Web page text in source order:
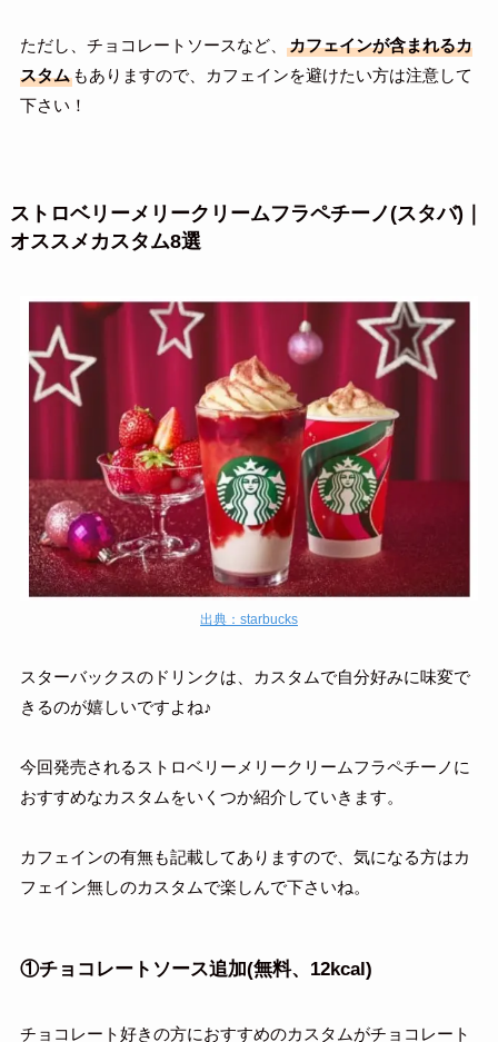
ただし、チョコレートソースなど、
カフェインが含まれるカ
スタムもありますので、カフェインを避けたい方は注意して
下さい！
ストロベリーメリークリームフラペチーノ(スタバ)｜
オススメカスタム8選
出典：starbucks
スターバックスのドリンクは、カスタムで自分好みに味変で
きるのが嬉しいですよね♪
今回発売されるストロベリーメリークリームフラペチーノに
おすすめなカスタムをいくつか紹介していきます。
カフェインの有無も記載してありますので、気になる方はカ
フェイン無しのカスタムで楽しんで下さいね。
①チョコレートソース追加(無料、12kcal)
チョコレート好きの方におすすめのカスタムがチョコレート